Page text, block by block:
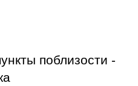
поблизости -